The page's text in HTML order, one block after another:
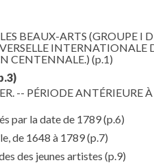
BEAUX-ARTS (GROUPE I
INTERNATIONALE
CENTENNALE.) (p.1)
-- PÉRIODE ANTÉRIEURE
par la date de 1789(p.6)
de 1648 à 1789(p.7)
des jeunes artistes (p.9)